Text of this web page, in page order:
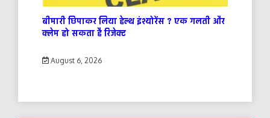
बीमारी छिपाकर लिया हेल्थ इंश्योरेंस ? एक गलती और
क्लेम हो सकता है रिजेक्ट
August 6, 2026